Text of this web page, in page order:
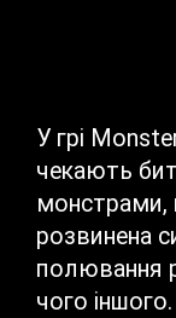
У грі
чекають
монстрами,
розвинена
полювання
чого